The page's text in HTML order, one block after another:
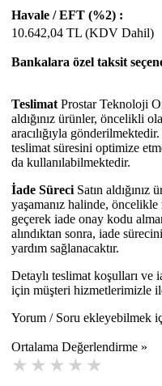
Havale / EFT (%2) :
10.642,04 TL (KDV Dahil)
Bankalara özel taksit
Teslimat Prostar Teknoloji
aldığınız ürünler, öncelikli
aracılığıyla
teslimat süresini optimize
da kullanılabilmektedir.
İade Süreci Satın
yaşamanız halinde,
geçerek iade onay kodu
alındıktan sonra, iade
yardım sağlanacaktır.
Detaylı teslimat koşulları ve
için müşteri hizmetlerimizle
Yorum / Soru ekleyebilmek
Ortalama Değerlendirme »